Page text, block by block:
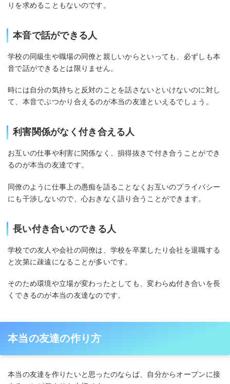
りを求めることもないのです。
本音で話ができる人
学校の同級生や職場の同僚と親しいからといっても、必ずしも本
音で話ができるとは限りません。
時には自分の気持ちと反対のことを話さないといけないのに対し
て、本音でぶつかり合えるのが本当の友達といえるでしょう。
利害関係がなく付き合える人
お互いの仕事や利害に関係なく、損得抜きで付き合うことができ
るのが本当の友達です。
同僚のように仕事上の愚痴を語ることなくお互いのプライバシー
にも干渉しないので、心おきなく語り合うことができます。
長い付き合いのできる人
学校での友人や会社の同僚は、学校を卒業したり会社を退職する
と次第に疎遠になることが多いです。
そのため環境や立場が変わったとしても、変わらぬ付き合いを長
くできるのが本当の友達なのです。
本当の友達の作り方
本当の友達を作りたいと思ったのならば、自分からオープンに接